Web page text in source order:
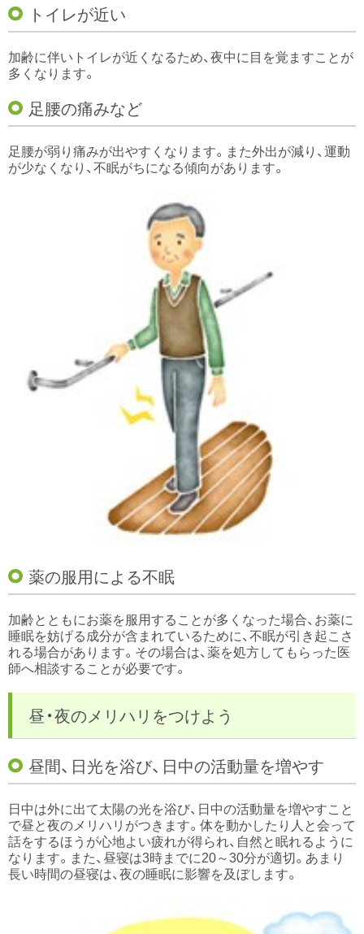
トイレが近い
加齢に伴いトイレが近くなるため、夜中に目を覚ますことが
多くなります。
足腰の痛みなど
足腰が弱り痛みが出やすくなります。また外出が減り、運動
が少なくなり、不眠がちになる傾向があります。
薬の服用による不眠
加齢とともにお薬を服用することが多くなった場合、お薬に
睡眠を妨げる成分が含まれているために、不眠が引き起こさ
れる場合があります。その場合は、薬を処方してもらった医
師へ相談することが必要です。
昼・夜のメリハリをつけよう
昼間、日光を浴び、日中の活動量を増やす
日中は外に出て太陽の光を浴び、日中の活動量を増やすこと
で昼と夜のメリハリがつきます。体を動かしたり人と会って
話をするほうが心地よい疲れが得られ、自然と眠れるように
なります。また、昼寝は3時までに20～30分が適切。あまり
長い時間の昼寝は、夜の睡眠に影響を及ぼします。